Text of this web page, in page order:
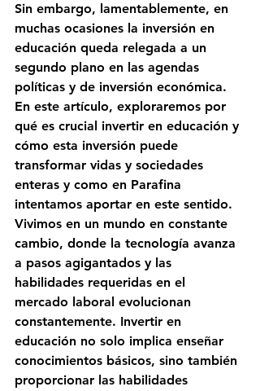
Sin embargo, lamentablemente, en
muchas ocasiones la inversión en
educación queda relegada a un
segundo plano en las agendas
políticas y de inversión económica.
En este artículo, exploraremos por
qué es crucial invertir en educación y
cómo esta inversión puede
transformar vidas y sociedades
enteras y como en Parafina
intentamos aportar en este sentido.
Vivimos en un mundo en constante
cambio, donde la tecnología avanza
a pasos agigantados y las
habilidades requeridas en el
mercado laboral evolucionan
constantemente. Invertir en
educación no solo implica enseñar
conocimientos básicos, sino también
proporcionar las habilidades